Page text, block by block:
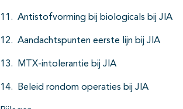
Antistofvorming bij biologicals bij JIA
Aandachtspunten eerste lijn bij JIA
MTX-intolerantie bij JIA
Beleid rondom operaties bij JIA